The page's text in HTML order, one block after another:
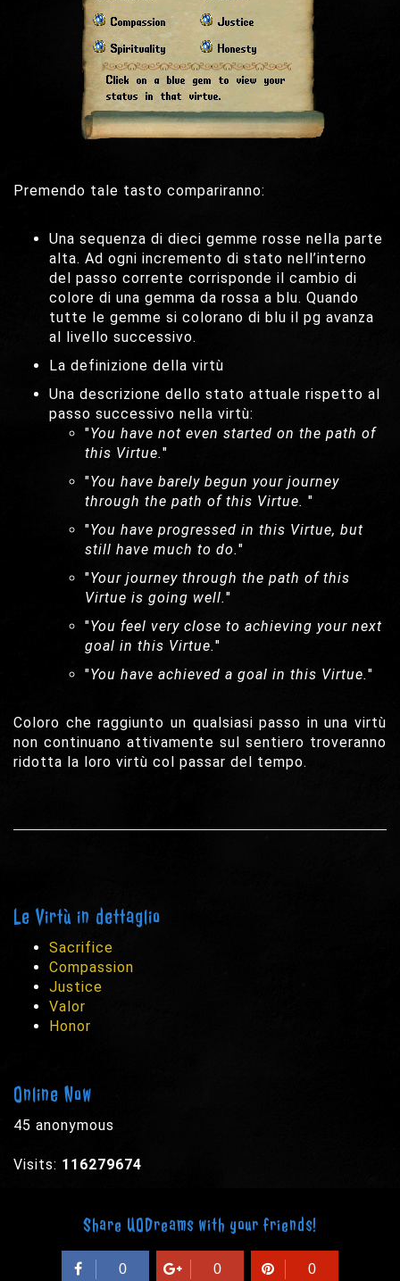
Premendo tale tasto compariranno:
Una sequenza di dieci gemme rosse nella parte
alta. Ad ogni incremento di stato nell’interno
del passo corrente corrisponde il cambio di
colore di una gemma da rossa a blu. Quando
tutte le gemme si colorano di blu il pg avanza
al livello successivo.
La definizione della virtù
Una descrizione dello stato attuale rispetto al
passo successivo nella virtù:
"You have not even started on the path of
this Virtue."
"You have barely begun your journey
through the path of this Virtue. "
"You have progressed in this Virtue, but
still have much to do."
"Your journey through the path of this
Virtue is going well."
"You feel very close to achieving your next
goal in this Virtue."
"You have achieved a goal in this Virtue."
Coloro che raggiunto un qualsiasi passo in una virtù
non continuano attivamente sul sentiero troveranno
ridotta la loro virtù col passar del tempo.
Le Virtù in dettaglio
Sacrifice
Compassion
Justice
Valor
Honor
Online Now
45 anonymous
Visits: 116279674
Share UODreams with your friends!
0 0 0